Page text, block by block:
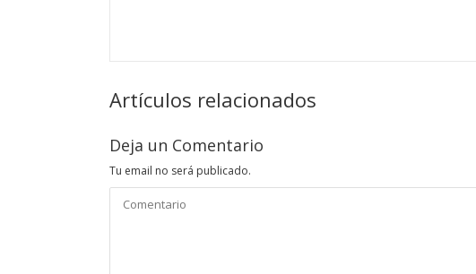
Artículos relacionados
Deja un Comentario
Tu email no será publicado.